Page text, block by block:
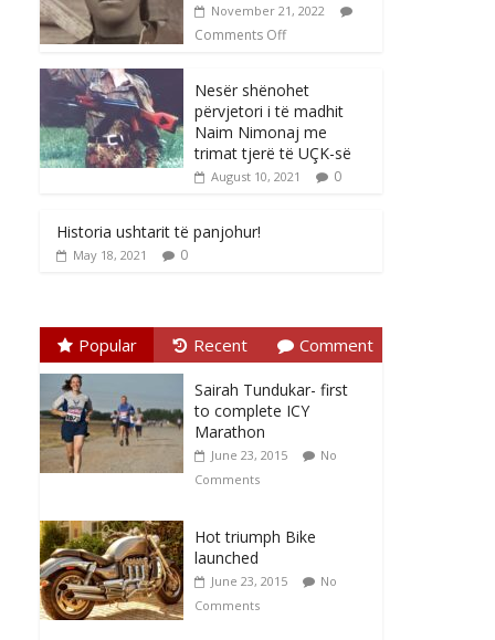
November 21, 2022
Comments Off
Nesër shënohet
përvjetori i të madhit
Naim Nimonaj me
trimat tjerë të UÇK-së
August 10, 2021 0
Historia ushtarit të panjohur!
May 18, 2021 0
Popular Recent Comment
Sairah Tundukar- first
to complete ICY
Marathon
June 23, 2015
No
Comments
Hot triumph Bike
launched
June 23, 2015
No
Comments